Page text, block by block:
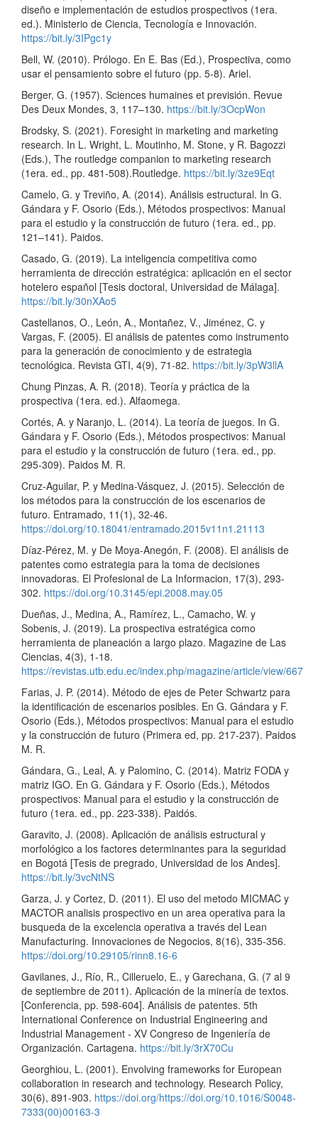
diseño e implementación de estudios prospectivos (1era.
ed.). Ministerio de Ciencia, Tecnología e Innovación.
https://bit.ly/3IPgc1y
Bell, W. (2010). Prólogo. En E. Bas (Ed.), Prospectiva, como
usar el pensamiento sobre el futuro (pp. 5-8). Ariel.
Berger, G. (1957). Sciences humaines et previsión. Revue
Des Deux Mondes, 3, 117–130. https://bit.ly/3OcpWon
Brodsky, S. (2021). Foresight in marketing and marketing
research. In L. Wright, L. Moutinho, M. Stone, y R. Bagozzi
(Eds.), The routledge companion to marketing research
(1era. ed., pp. 481-508).Routledge. https://bit.ly/3ze9Eqt
Camelo, G. y Treviño, A. (2014). Análisis estructural. In G.
Gándara y F. Osorio (Eds.), Métodos prospectivos: Manual
para el estudio y la construcción de futuro (1era. ed., pp.
121–141). Paidos.
Casado, G. (2019). La inteligencia competitiva como
herramienta de dirección estratégica: aplicación en el sector
hotelero español [Tesis doctoral, Universidad de Málaga].
https://bit.ly/30nXAo5
Castellanos, O., León, A., Montañez, V., Jiménez, C. y
Vargas, F. (2005). El análisis de patentes como instrumento
para la generación de conocimiento y de estrategia
tecnológica. Revista GTI, 4(9), 71-82. https://bit.ly/3pW3llA
Chung Pinzas, A. R. (2018). Teoría y práctica de la
prospectiva (1era. ed.). Alfaomega.
Cortés, A. y Naranjo, L. (2014). La teoría de juegos. In G.
Gándara y F. Osorio (Eds.), Métodos prospectivos: Manual
para el estudio y la construcción de futuro (1era. ed., pp.
295-309). Paidos M. R.
Cruz-Aguilar, P. y Medina-Vásquez, J. (2015). Selección de
los métodos para la construcción de los escenarios de
futuro. Entramado, 11(1), 32-46.
https://doi.org/10.18041/entramado.2015v11n1.21113
Díaz-Pérez, M. y De Moya-Anegón, F. (2008). El análisis de
patentes como estrategia para la toma de decisiones
innovadoras. El Profesional de La Informacion, 17(3), 293-
302. https://doi.org/10.3145/epi.2008.may.05
Dueñas, J., Medina, A., Ramírez, L., Camacho, W. y
Sobenis, J. (2019). La prospectiva estratégica como
herramienta de planeación a largo plazo. Magazine de Las
Ciencias, 4(3), 1-18.
https://revistas.utb.edu.ec/index.php/magazine/article/view/667
Farias, J. P. (2014). Método de ejes de Peter Schwartz para
la identificación de escenarios posibles. En G. Gándara y F.
Osorio (Eds.), Métodos prospectivos: Manual para el estudio
y la construcción de futuro (Primera ed, pp. 217-237). Paidos
M. R.
Gándara, G., Leal, A. y Palomino, C. (2014). Matriz FODA y
matriz IGO. En G. Gándara y F. Osorio (Eds.), Métodos
prospectivos: Manual para el estudio y la construcción de
futuro (1era. ed., pp. 223-338). Paidós.
Garavito, J. (2008). Aplicación de análisis estructural y
morfológico a los factores determinantes para la seguridad
en Bogotá [Tesis de pregrado, Universidad de los Andes].
https://bit.ly/3vcNtNS
Garza, J. y Cortez, D. (2011). El uso del metodo MICMAC y
MACTOR analisis prospectivo en un area operativa para la
busqueda de la excelencia operativa a través del Lean
Manufacturing. Innovaciones de Negocios, 8(16), 335-356.
https://doi.org/10.29105/rinn8.16-6
Gavilanes, J., Río, R., Cilleruelo, E., y Garechana, G. (7 al 9
de septiembre de 2011). Aplicación de la minería de textos.
[Conferencia, pp. 598-604]. Análisis de patentes. 5th
International Conference on Industrial Engineering and
Industrial Management - XV Congreso de Ingeniería de
Organización. Cartagena. https://bit.ly/3rX70Cu
Georghiou, L. (2001). Envolving frameworks for European
collaboration in research and technology. Research Policy,
30(6), 891-903. https://doi.org/https://doi.org/10.1016/S0048-
7333(00)00163-3